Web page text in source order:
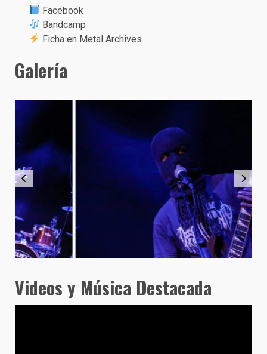
Facebook
Bandcamp
Ficha en Metal Archives
Galería
Videos y Música Destacada